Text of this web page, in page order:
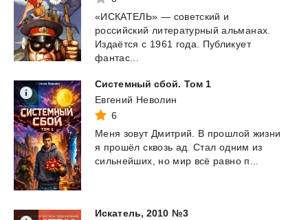
«ИСКАТЕЛЬ» — советский и
российский литературный альманах.
Издаётся с 1961 года. Публикует
фантас...
Системный сбой. Том 1
Евгений Неволин
6
Меня зовут Дмитрий. В прошлой жизни
я прошёл сквозь ад. Стал одним из
сильнейших, но мир всё равно п...
Искатель, 2010 №3